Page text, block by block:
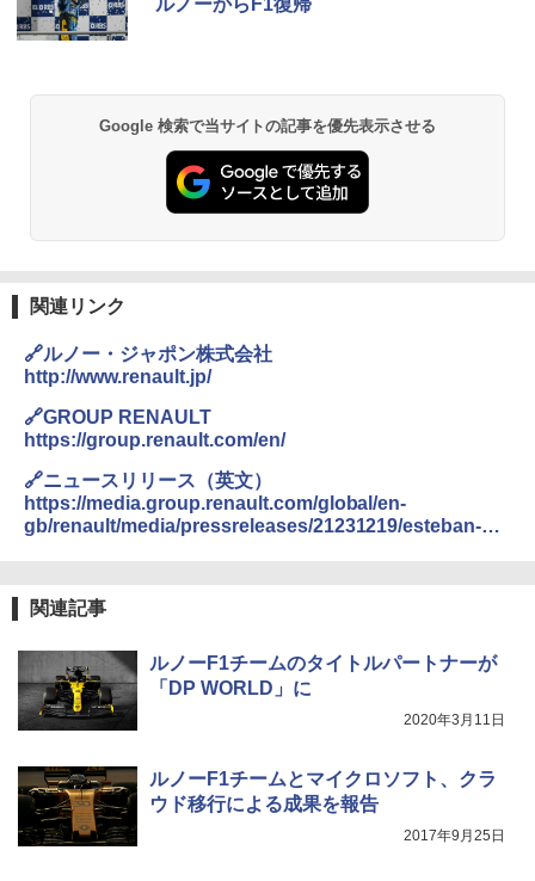
ルノーからF1復帰
Google 検索で当サイトの記事を優先表示させる
関連リンク
🔗ルノー・ジャポン株式会社
http://www.renault.jp/
🔗GROUP RENAULT
https://group.renault.com/en/
🔗ニュースリリース（英文）
https://media.group.renault.com/global/en-
gb/renault/media/pressreleases/21231219/esteban-
関連記事
ルノーF1チームのタイトルパートナーが
「DP WORLD」に
2020年3月11日
ルノーF1チームとマイクロソフト、クラ
ウド移行による成果を報告
2017年9月25日